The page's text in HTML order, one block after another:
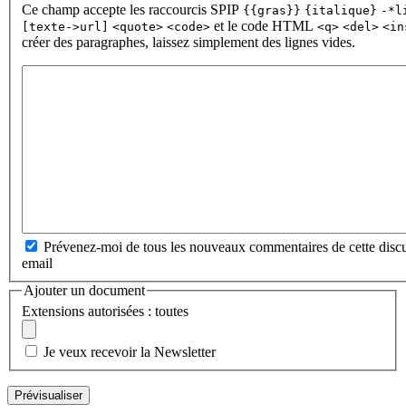
Ce champ accepte les raccourcis SPIP {{gras}} {italique} -
[texte->url] <quote> <code> et le code HTML <q> <del>
créer des paragraphes, laissez simplement des lignes vides.
Prévenez-moi de tous les nouveaux commentaires de cette
email
Ajouter un document
Extensions autorisées : toutes
Je veux recevoir la Newsletter